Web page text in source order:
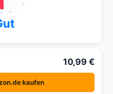
10,99 €
kaufen